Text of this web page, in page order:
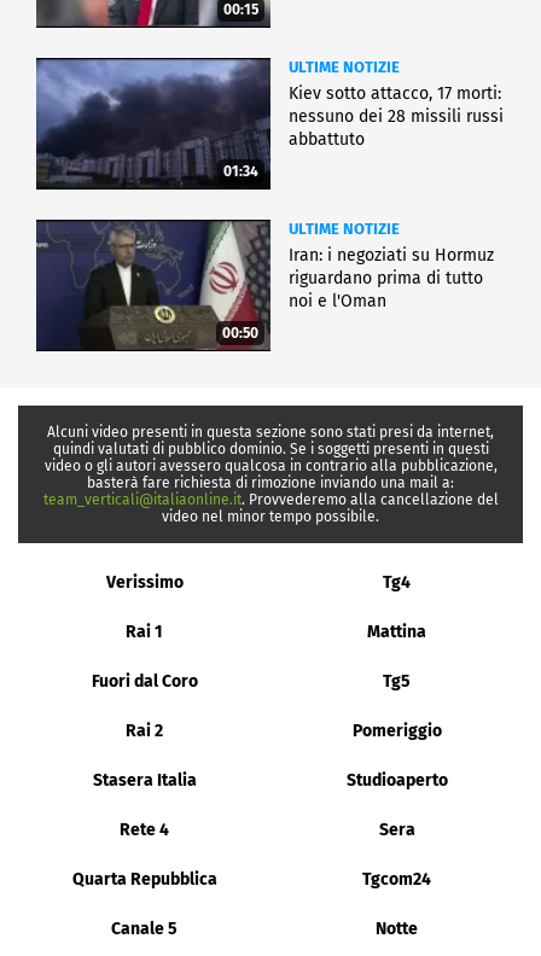
00:15
01:34
ULTIME NOTIZIE
Kiev sotto attacco, 17 morti:
nessuno dei 28 missili russi
abbattuto
00:50
ULTIME NOTIZIE
Iran: i negoziati su Hormuz
riguardano prima di tutto
noi e l'Oman
Alcuni video presenti in questa sezione sono stati presi da internet,
quindi valutati di pubblico dominio. Se i soggetti presenti in questi
video o gli autori avessero qualcosa in contrario alla pubblicazione,
basterà fare richiesta di rimozione inviando una mail a:
team_verticali@italiaonline.it. Provvederemo alla cancellazione del
video nel minor tempo possibile.
Verissimo Tg4
Rai 1 Mattina
Fuori dal Coro Tg5
Rai 2 Pomeriggio
Stasera Italia Studioaperto
Rete 4 Sera
Quarta Repubblica Tgcom24
Canale 5 Notte